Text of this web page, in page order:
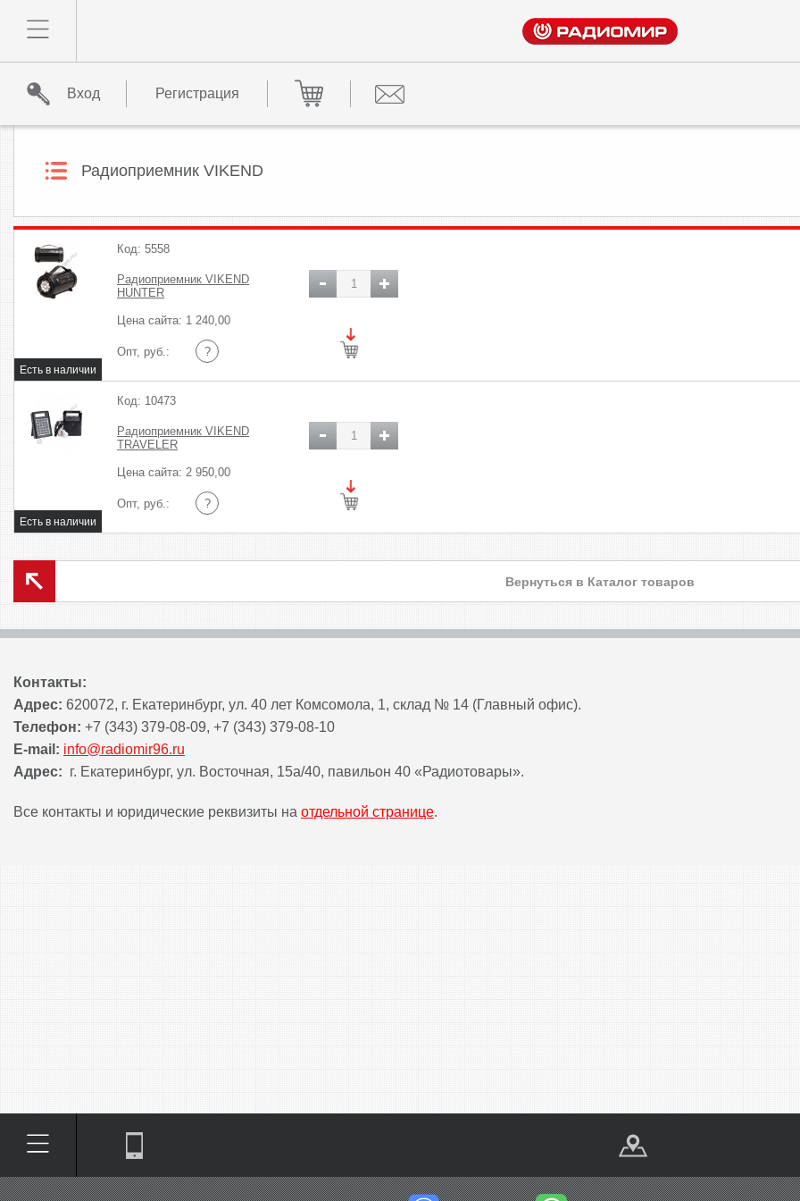
Вход Регистрация
Радиоприемник VIKEND
Код: 5558
Радиоприемник VIKEND
HUNTER
Цена сайта: 1 240,00
Опт, руб.: ?
Код: 10473
Радиоприемник VIKEND
TRAVELER
Цена сайта: 2 950,00
Опт, руб.: ?
Вернуться в Каталог товаров
Контакты:
Адрес: 620072, г. Екатеринбург, ул. 40 лет Комсомола, 1, склад № 14 (Главный офис).
Телефон: +7 (343) 379-08-09, +7 (343) 379-08-10
E-mail: info@radiomir96.ru
Адрес: г. Екатеринбург, ул. Восточная, 15а/40, павильон 40 «Радиотовары».
Все контакты и юридические реквизиты на отдельной странице.